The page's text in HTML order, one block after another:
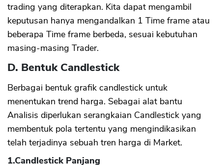
trading yang diterapkan. Kita dapat mengambil
keputusan hanya mengandalkan 1 Time frame atau
beberapa Time frame berbeda, sesuai kebutuhan
masing-masing Trader.
D. Bentuk Candlestick
Berbagai bentuk grafik candlestick untuk
menentukan trend harga. Sebagai alat bantu
Analisis diperlukan serangkaian Candlestick yang
membentuk pola tertentu yang mengindikasikan
telah terjadinya sebuah tren harga di Market.
1.Candlestick Panjang